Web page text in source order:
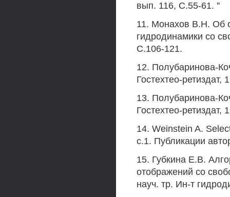
вып. 116, С.55-61. ''
11. Монахов В.Н. Об
гидродинамики со
С.106-121.
12. Полубаринова-
Гостехтео-ретиздат,
13. Полубаринова-
Гостехтео-ретиздат,
14. Weinstein A.
c.1. Публикации
15. Губкина Е.В.
отображений со
науч. тр. Ин-т